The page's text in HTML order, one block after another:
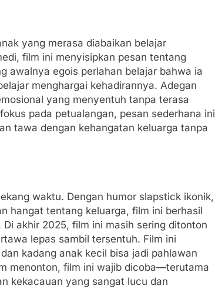
yang merasa diabaikan belajar
film ini menyisipkan pesan tentang
awalnya egois perlahan belajar bahwa ia
menghargai kehadirannya. Adegan
yang menyentuh tanpa terasa
pada petualangan, pesan sederhana ini
tawa dengan kehangatan keluarga tanpa
waktu. Dengan humor slapstick ikonik,
hangat tentang keluarga, film ini berhasil
akhir 2025, film ini masih sering ditonton
lepas sambil tersentuh. Film ini
kadang anak kecil bisa jadi pahlawan
menonton, film ini wajib dicoba—terutama
kekacauan yang sangat lucu dan